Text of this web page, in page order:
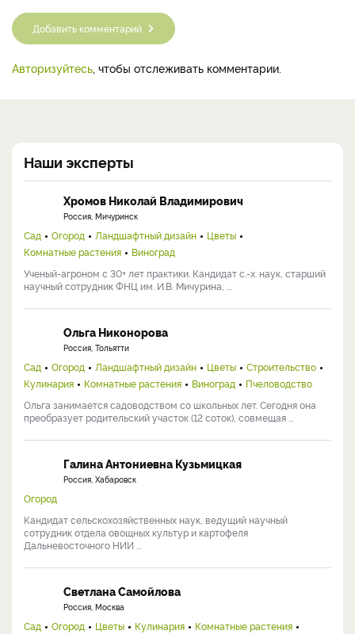
Добавить комментарий
Авторизуйтесь , чтобы отслеживать комментарии.
Наши эксперты
Хромов Николай Владимирович
Россия, Мичуринск
Сад Огород Ландшафтный дизайн
Цветы
Комнатные растения
Виноград
Ученый-агроном с 30+ лет практики. Кандидат с.-х. наук, старший
научный сотрудник ФНЦ им. И.В. Мичурина, ...
Ольга Никонорова
Россия, Тольятти
Сад Огород Ландшафтный дизайн Цветы
Строительство
Кулинария
Комнатные растения Виноград
Пчеловодство
Ольга занимается садоводством со школьных лет. Сегодня она
преобразует родительский участок (12 соток), совмещая ...
Галина Антониевна Кузьмицкая
Россия, Хабаровск
Огород
Кандидат сельскохозяйственных наук, ведущий научный
сотрудник отдела овощных культур и картофеля
Дальневосточного НИИ ...
Светлана Самойлова
Россия, Москва
Сад Огород Цветы Кулинария
Комнатные растения